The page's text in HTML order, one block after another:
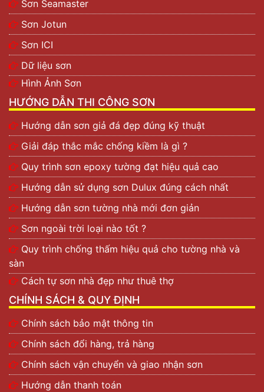
Sơn Seamaster
Sơn Jotun
Sơn ICI
Dữ liệu sơn
Hình Ảnh Sơn
HƯỚNG DẪN THI CÔNG SƠN
Hướng dẫn sơn giả đá đẹp đúng kỹ thuật
Giải đáp thắc mắc chống kiềm là gì ?
Quy trình sơn epoxy tường đạt hiệu quả cao
Hướng dẫn sử dụng sơn Dulux đúng cách nhất
Hướng dẫn sơn tường nhà mới đơn giản
Sơn ngoài trời loại nào tốt ?
Quy trình chống thấm hiệu quả cho tường nhà và
sàn
Cách tự sơn nhà đẹp như thuê thợ
CHÍNH SÁCH & QUY ĐỊNH
Chính sách bảo mật thông tin
Chính sách đổi hàng, trả hàng
Chính sách vận chuyển và giao nhận sơn
Hướng dẫn thanh toán